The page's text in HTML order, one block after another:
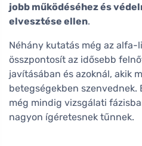
jobb működéséhez és
elvesztése ellen.
Néhány kutatás még az
összpontosít az idősebb
javításában és azoknál, akik
betegségekben szenvednek.
még mindig vizsgálati
nagyon ígéretesnek tűnnek.